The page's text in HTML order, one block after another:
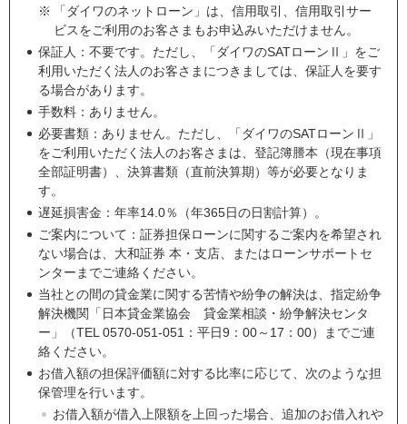
※
「ダイワのネットローン」は、信用取引、信用取引サー
ビスをご利用のお客さまもお申込みいただけません。
保証人：不要です。ただし、「ダイワのSATローンⅡ」をご
利用いただく法人のお客さまにつきましては、保証人を要す
る場合があります。
手数料：ありません。
必要書類：ありません。ただし、「ダイワのSATローンⅡ」
をご利用いただく法人のお客さまは、登記簿謄本（現在事項
全部証明書）、決算書類（直前決算期）等が必要となりま
す。
遅延損害金：年率14.0％（年365日の日割計算）。
ご案内について：証券担保ローンに関するご案内を希望され
ない場合は、大和証券 本・支店、またはローンサポートセ
ンターまでご連絡ください。
当社との間の貸金業に関する苦情や紛争の解決は、指定紛争
解決機関「日本貸金業協会 貸金業相談・紛争解決センタ
ー」（TEL 0570-051-051：平日9：00～17：00）までご連
絡ください。
お借入額の担保評価額に対する比率に応じて、次のような担
保管理を行います。
お借入額が借入上限額を上回った場合、追加のお借入れや